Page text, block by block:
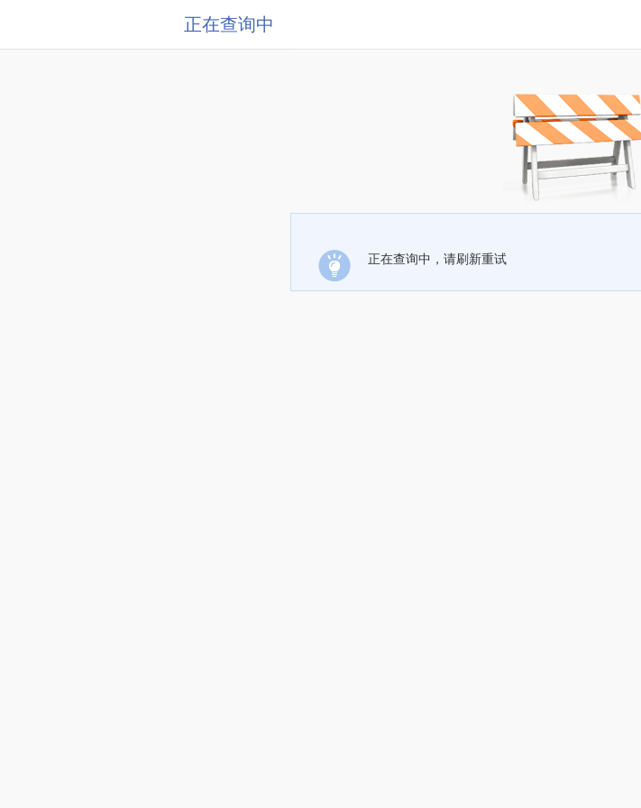
正在查询中
正在查询中，请刷新重试